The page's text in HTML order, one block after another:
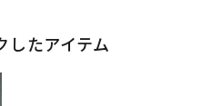
したアイテム